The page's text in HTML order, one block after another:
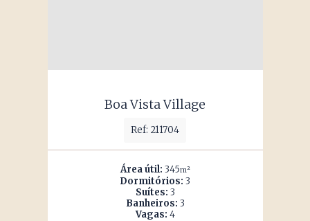
Boa Vista Village
Ref: 211704
Área útil: 345m²
Dormitórios: 3
Suítes: 3
Banheiros: 3
Vagas: 4